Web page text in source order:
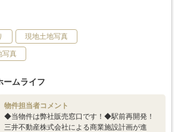
現地土地写真
写真
ームライフ
物件担当者コメント
◆当物件は弊社販売窓口です！◆駅前再開発！
三井不動産株式会社による商業施設計画が進